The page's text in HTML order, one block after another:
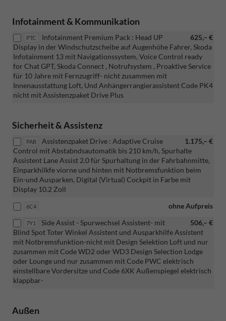
Infotainment & Kommunikation
PTC 625,– €
Infotainment Premium Pack : Head UP
Display in der Windschutzscheibe auf Augenhöhe Fahrer, Skoda
Infotainment 13 mit Navigationssystem, Voice Control ready
for Chat GPT, Skoda Connect , Notrufsystem , Proaktive Service
für 10 Jahre mit Fernzugriff- nicht zusammen mit
Innenausstattung Loft, Und Anhängerrangierassistent Code PK4
nicht mit Assistenzpaket Drive Plus
Sicherheit & Assistenz
PAB 1.175,– €
Assistenzpaket Drive : Adaptive Cruise
Control mit Abstabndsautomatik bis 210 km/h, Spurhalte
Assistent Lane Assist 2.0 für Spurhaltung in der Fahrbahnmitte,
Einparkhilkfe viorne und hinten mit Notbremsfunktion beim
Ein-und Ausparken, Digital (Virtual) Cockpit in Farbe mit
Display 10.2 Zoll
6C4 ohne Aufpreis
7Y1 506,– €
Side Assist - Spurwechsel Assistent- mit
Blind Spot Toter Winkel Assistent und Ausparkhilfe Assistent
mit Notbremsfunktion-nicht mit Design Selektion Loft und nur
zusammen mit Code WD2 oder WD3 Design Selection Lodge
oder Lounge und nur zusammen mit Code PWC elektrisch
einstellbare Vordersitze und Code 6XK Außenspiegel elektrisch
klappbar-
Außen